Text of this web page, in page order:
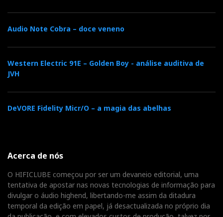
Audio Note Cobra – doce veneno
Western Electric 91E – Golden Boy - análise auditiva de
JVH
DeVORE Fidelity Micr/O – a magia das abelhas
Acerca de nós
O HIFICLUBE começou por ser um devaneio editorial, uma
tentativa de apostar nas novas tecnologias de informação para
divulgar o áudio highend, libertando-me assim da ditadura
temporal da edição em papel, já desactualizada no próprio dia